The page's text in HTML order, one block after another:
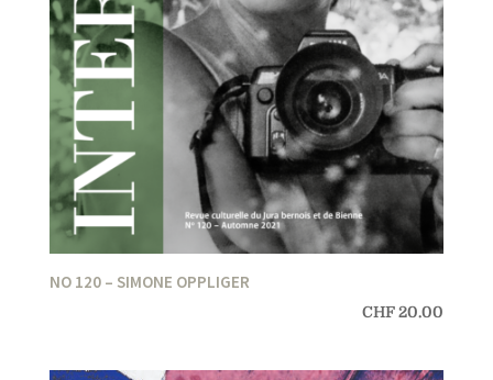
NO 120 – SIMONE OPPLIGER
CHF20.00